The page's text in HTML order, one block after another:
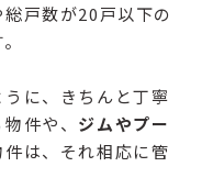
戸数が20戸以下の
うに、きちんと丁寧
件や、 ジムやプー
は、それ相応に管